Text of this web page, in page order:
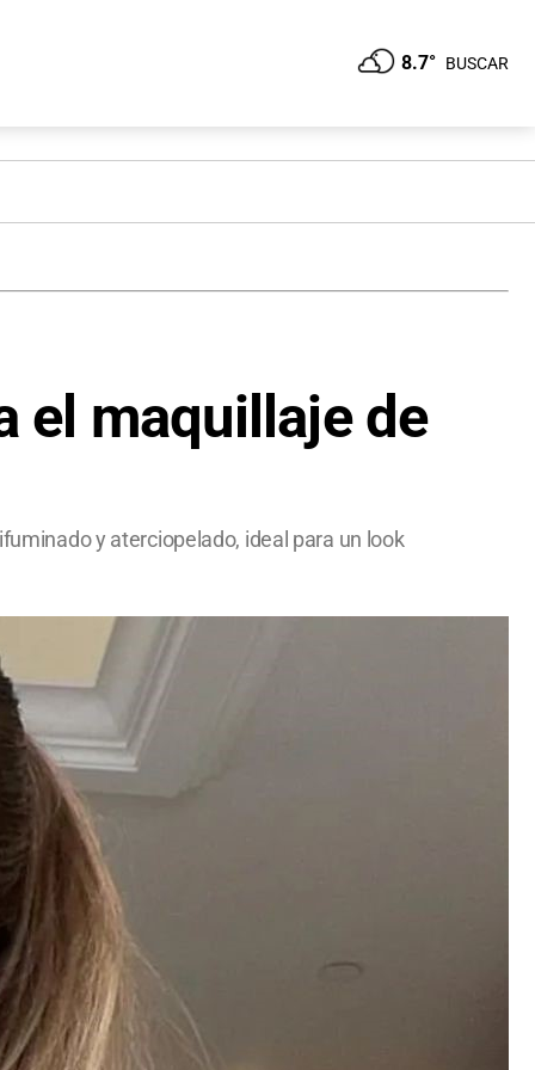
8.7° BUSCAR
el maquillaje de
y aterciopelado, ideal para un look